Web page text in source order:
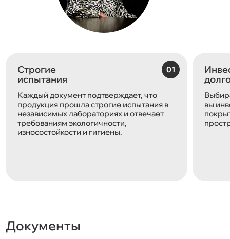
Строгие
испытания
Каждый документ подтверждает, что
продукция прошла строгие испытания в
независимых лабораториях и отвечает
требованиям экологичности,
износостойкости и гигиены.
вы
Документы